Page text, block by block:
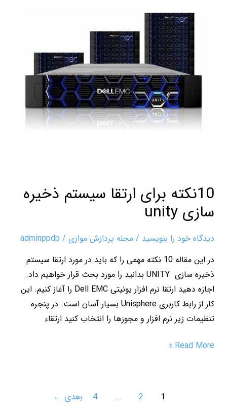
10نکته برای ارتقا سیستم ذخیره
سازی unity
دیدگاه‌ خود را بنویسید / مجله پردازش موازی/
adminppdp
در این مقاله 10 نکته مهمی را که باید در مورد ارتقا سیستم
ذخیره سازی UNITY بدانید را مورد بحث قرار خواهیم داد.
اجازه دهید ارتقا نرم افزار یونیتی Dell EMC را آغاز کنیم. این
کار از رابط کاربری Unisphere بسیار آسان است. در پنجره
تنظیمات زیر نرم افزار و مجوزها را انتخاب کنید ارتقاء
سیستم
Read More »
1
2
…
4 بعدی ←